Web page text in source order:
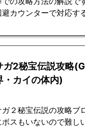
避カウンターで対応す
ガ2秘宝伝説攻略
・カイの体内)
ガ２秘宝伝説の攻略ブ
ボスもいないので難し